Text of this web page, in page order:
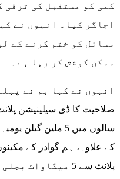
کمی کو مستقبل کی ترقی
اجاگر کیا۔ انہوں نے
مسائل کو ختم کرنے کے
ممکن کوشش کر رہا ہے۔
سالوں میں 5 ملین
پلانٹ سے 5